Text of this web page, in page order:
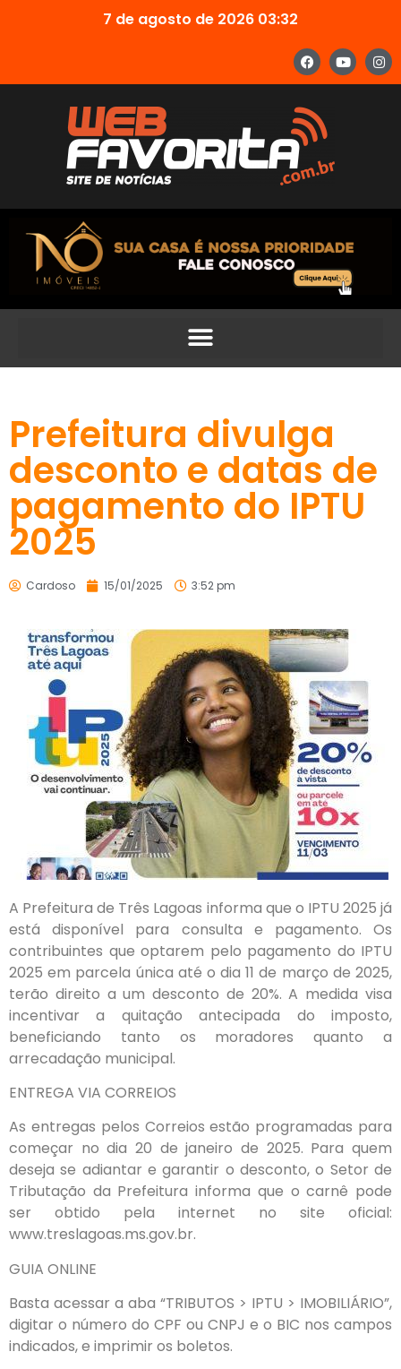
7 de agosto de 2026 03:32
Prefeitura divulga
desconto e datas de
pagamento do IPTU
2025
Cardoso 15/01/2025 3:52 pm
A Prefeitura de Três Lagoas informa que o IPTU 2025 já
está disponível para consulta e pagamento. Os
contribuintes que optarem pelo pagamento do IPTU
2025 em parcela única até o dia 11 de março de 2025,
terão direito a um desconto de 20%. A medida visa
incentivar a quitação antecipada do imposto,
beneficiando tanto os moradores quanto a
arrecadação municipal.
ENTREGA VIA CORREIOS
As entregas pelos Correios estão programadas para
começar no dia 20 de janeiro de 2025. Para quem
deseja se adiantar e garantir o desconto, o Setor de
Tributação da Prefeitura informa que o carnê pode
ser obtido pela internet no site oficial:
www.treslagoas.ms.gov.br.
GUIA ONLINE
Basta acessar a aba “TRIBUTOS > IPTU > IMOBILIÁRIO”,
digitar o número do CPF ou CNPJ e o BIC nos campos
indicados, e imprimir os boletos.